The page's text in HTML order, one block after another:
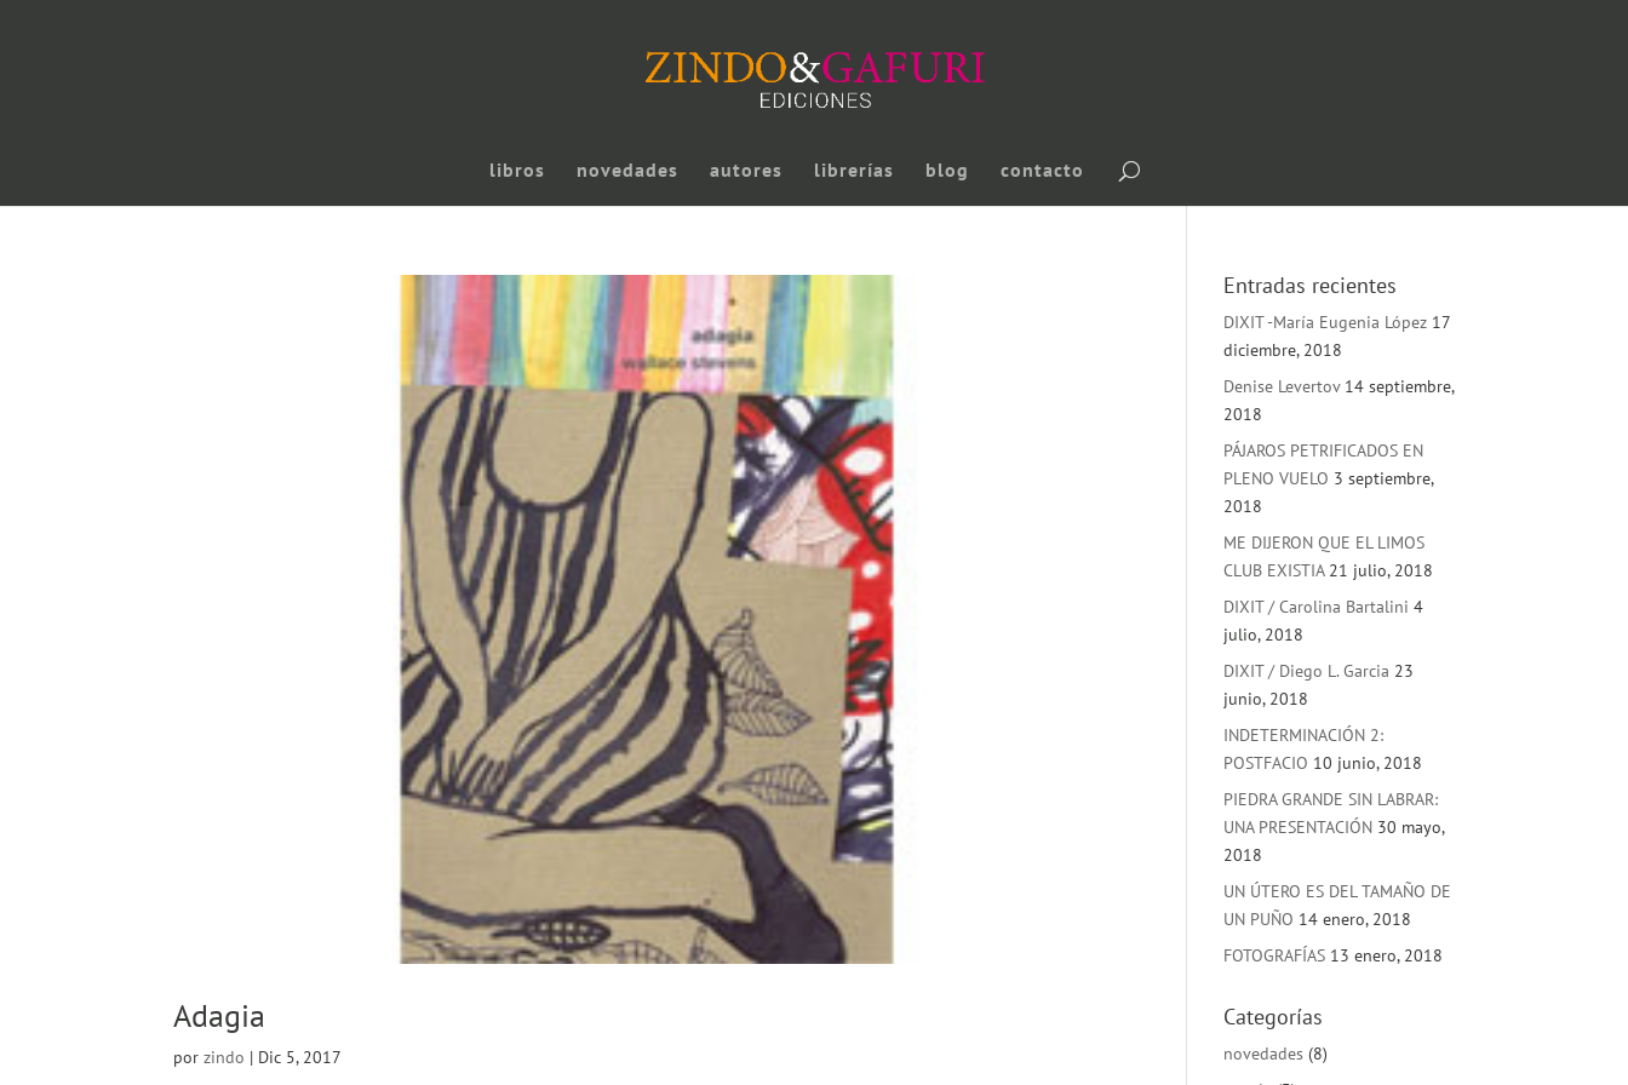
libros novedades autores librerías blog contacto
Adagia
por zindo | Dic 5, 2017
Entradas recientes
DIXIT -María Eugenia López 17
diciembre, 2018
Denise Levertov 14 septiembre,
2018
PÁJAROS PETRIFICADOS EN
PLENO VUELO 3 septiembre,
2018
ME DIJERON QUE EL LIMOS
CLUB EXISTIA 21 julio, 2018
DIXIT / Carolina Bartalini 4
julio, 2018
DIXIT / Diego L. Garcia 23
junio, 2018
INDETERMINACIÓN 2:
POSTFACIO 10 junio, 2018
PIEDRA GRANDE SIN LABRAR:
UNA PRESENTACIÓN 30 mayo,
2018
UN ÚTERO ES DEL TAMAÑO DE
UN PUÑO 14 enero, 2018
FOTOGRAFÍAS 13 enero, 2018
Categorías
novedades (8)